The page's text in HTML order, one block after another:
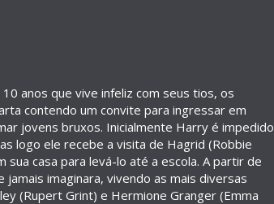
anos que vive infeliz com seus tios, os
contendo um convite para ingressar em
jovens bruxos. Inicialmente Harry é impedido
logo ele recebe a visita de Hagrid (Robbie
casa para levá-lo até a escola. A partir de
imaginara, vivendo as mais diversas
(Rupert Grint) e Hermione Granger (Emma